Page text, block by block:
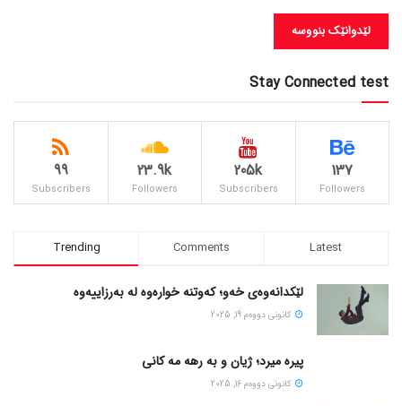
Stay Connected test
137
Followers
205k
Subscribers
23.9k
Followers
99
Subscribers
Trending Comments Latest
لێکدانەوەی خەو؛ کەوتنە خوارەوە لە بەرزاییەوە
كانونی دووه‌م 19, 2025
پیره میرد؛ ژیان و به رهه مه کانی
كانونی دووه‌م 16, 2025